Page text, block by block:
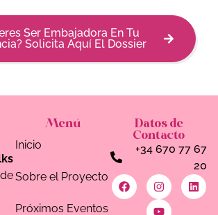
Ser Embajadora En Tu
Solicita Aquí El Dossier
Menú
Inicio
Sobre el Proyecto
Próximos Eventos
Datos de
Contacto
+34 670 77 67
20